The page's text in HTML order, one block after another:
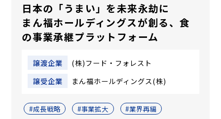
日本の「うまい」を未来永劫に
まん福ホールディングスが創る、食
の事業承継プラットフォーム
譲渡企業
(株)フード・フォレスト
譲受企業
まん福ホールディングス(株)
#成長戦略 #事業拡大
#業界再編